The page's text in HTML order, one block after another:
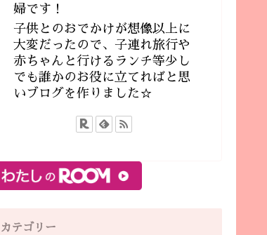
婦です！
子供とのおでかけが想像以上に
大変だったので、子連れ旅行や
赤ちゃんと行けるランチ等少し
でも誰かのお役に立てればと思
いブログを作りました☆
カテゴリー